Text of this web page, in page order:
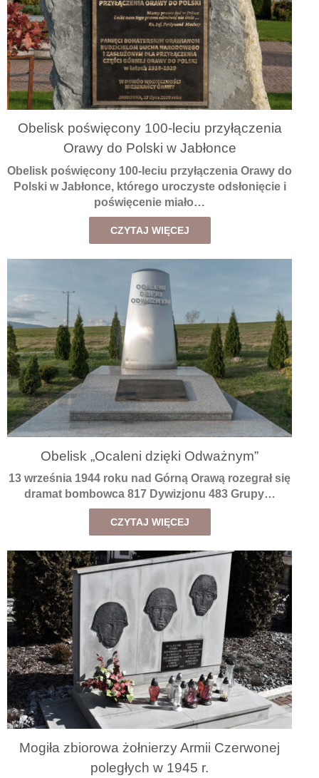
Obelisk poświęcony 100-leciu przyłączenia
Orawy do Polski w Jabłonce
Obelisk poświęcony 100-leciu przyłączenia Orawy do
Polski w Jabłonce, którego uroczyste odsłonięcie i
poświęcenie miało…
CZYTAJ WIĘCEJ
Obelisk „Ocaleni dzięki Odważnym”
13 września 1944 roku nad Górną Orawą rozegrał się
dramat bombowca 817 Dywizjonu 483 Grupy…
CZYTAJ WIĘCEJ
Mogiła zbiorowa żołnierzy Armii Czerwonej
poległych w 1945 r.